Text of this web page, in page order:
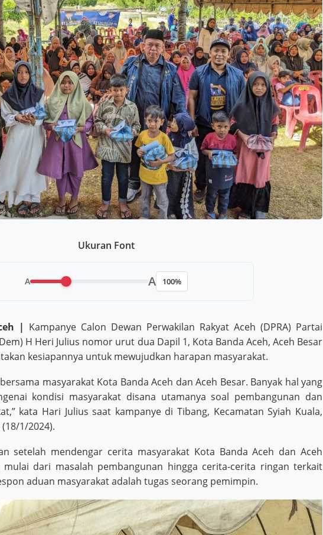
Ukuran Font
A A 100%
| Kampanye Calon Dewan Perwakilan Rakyat Aceh (DPRA) Partai
H Heri Julius nomor urut dua Dapil 1, Kota Banda Aceh, Aceh Besar
kesiapannya untuk mewujudkan harapan masyarakat.
masyarakat Kota Banda Aceh dan Aceh Besar. Banyak hal yang
kondisi masyarakat disana utamanya soal pembangunan dan
kata Hari Julius saat kampanye di Tibang, Kecamatan Syiah Kuala,
1/2024).
setelah mendengar cerita masyarakat Kota Banda Aceh dan Aceh
mulai dari masalah pembangunan hingga cerita-cerita ringan terkait
aduan masyarakat adalah tugas seorang pemimpin.